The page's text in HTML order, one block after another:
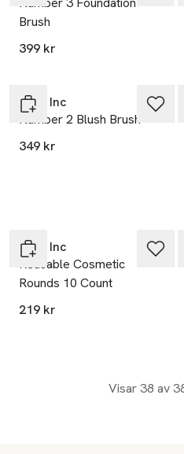
Brush
399 kr
Rose Inc
Number 2 Blush Brush
349 kr
Rose Inc
Reusable Cosmetic
Rounds 10 Count
219 kr
Visar 38 av